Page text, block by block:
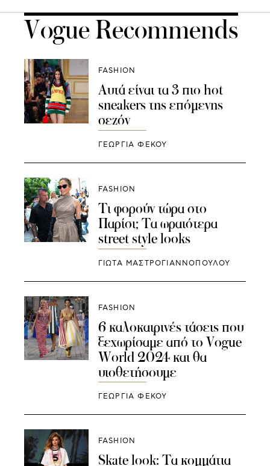
Vogue Recommends
FASHION
Αυτά είναι τα 3 πιο hot
sneakers της επόμενης
σεζόν
ΓΕΩΡΓΙΑ ΦΕΚΟΥ
FASHION
Τι φορούν τώρα στο
Παρίσι; Τα ωραιότερα
street style looks
ΓΙΩΤΑ ΜΑΣΤΡΟΓΙΑΝΝΟΠΟΥΛΟΥ
FASHION
6 καλοκαιρινές τάσεις που
ξεχωρίσαμε από το Vogue
World 2024 και θα
υιοθετήσουμε
ΓΕΩΡΓΙΑ ΦΕΚΟΥ
FASHION
Skate look: Τα κομμάτια